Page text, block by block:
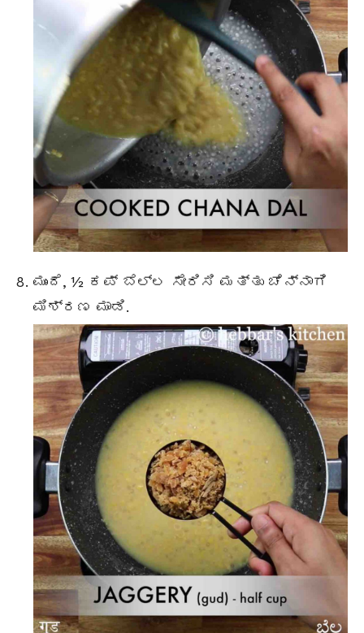
ಮುಂದೆ, ½ ಕಪ್ ಬೆಲ್ಲ ಸೇರಿಸಿ ಮತ್ತು ಚೆನ್ನಾಗಿ
ಮಿಶ್ರಣ ಮಾಡಿ.